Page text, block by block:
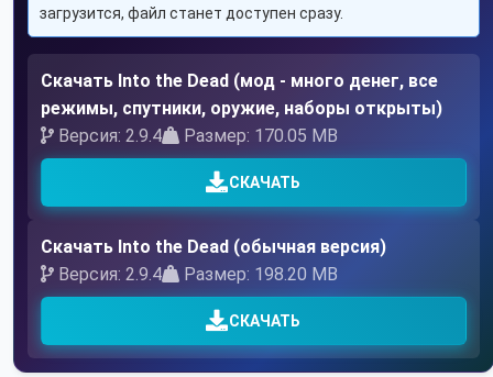
загрузится, файл станет доступен сразу.
Скачать Into the Dead (мод - много денег, все
режимы, спутники, оружие, наборы открыты)
Версия: 2.9.4
Размер: 170.05 MB
СКАЧАТЬ
Скачать Into the Dead (обычная версия)
Версия: 2.9.4
Размер: 198.20 MB
СКАЧАТЬ